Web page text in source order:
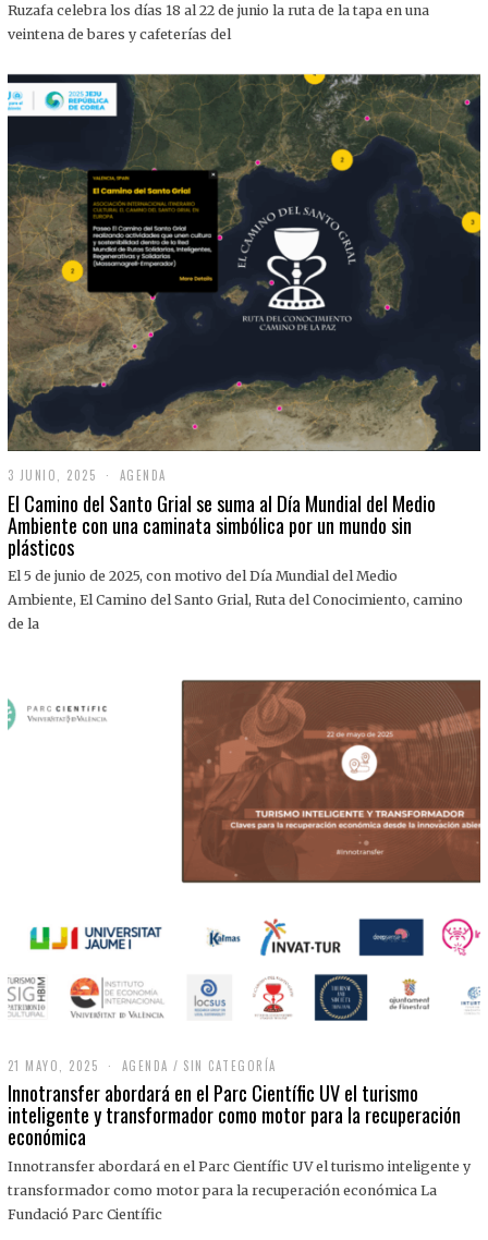
I
O
0
2
5
Ruzafa celebra los días 18 al 22 de junio la ruta de la tapa en una
veintena de bares y cafeterías del
3 JUNIO, 2025
J
U
N
,
0
AGENDA
El Camino del Santo Grial se suma al Día Mundial del Medio
Ambiente con una caminata simbólica por un mundo sin
plásticos
El 5 de junio de 2025, con motivo del Día Mundial del Medio
Ambiente, El Camino del Santo Grial, Ruta del Conocimiento, camino
de la
21 MAYO, 2025
M
A
Y
,
0
2
AGENDA / SIN CATEGORÍA
Innotransfer abordará en el Parc Científic UV el turismo
inteligente y transformador como motor para la recuperación
económica
Innotransfer abordará en el Parc Científic UV el turismo inteligente y
transformador como motor para la recuperación económica La
Fundació Parc Científic